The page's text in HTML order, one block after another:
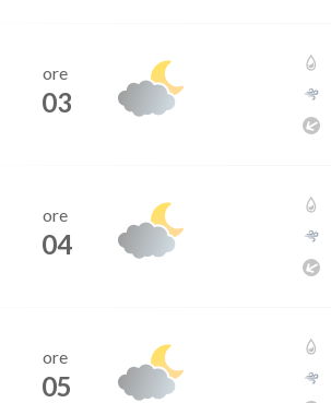
ore
03
ore
04
ore
05